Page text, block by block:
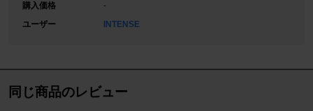
購入価格
-
ユーザー
INTENSE
同じ商品のレビュー